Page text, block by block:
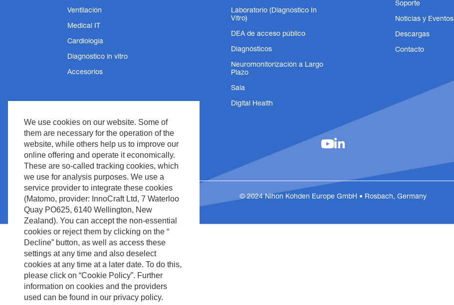
We use cookies on our website. Some of
them are necessary for the operation of the
website, while others help us to improve our
online offering and operate it economically.
These are so-called tracking cookies, which
we use for analysis purposes. We use a
service provider to integrate these cookies
(Matomo, provider: InnoCraft Ltd, 7 Waterloo
Quay PO625, 6140 Wellington, New
Zealand). You can accept the non-essential
cookies or reject them by clicking on the “
Decline” button, as well as access these
settings at any time and also deselect
cookies at any time at a later date. To do this,
please click on “Cookie Policy”. Further
information on cookies and the providers
used can be found in our privacy policy.
Ventilación
Medical IT
Cardiología
Diagnóstico in vitro
Accesorios
Laboratorio (Diagnóstico In
Vitro)
DEA de acceso público
Diagnósticos
Neuromonitorización a Largo
Plazo
Sala
Digital Health
Soporte
Noticias y Eventos
Descargas
Contacto
© 2024 Nihon Kohden Europe GmbH • Rosbach, Germany